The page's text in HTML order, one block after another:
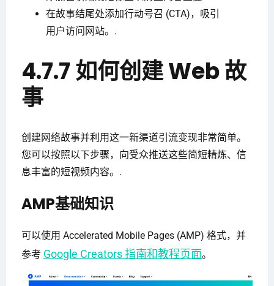
在故事结尾处添加行动号召 (CTA)，吸引
用户访问网站。.
4.7.7 如何创建 Web 故
事
创建网络故事并利用这一新渠道引流变现非常简单。
您可以按照以下步骤，向受众推送这些简短精炼、信
息丰富的短视频内容。.
AMP基础知识
可以使用 Accelerated Mobile Pages (AMP) 格式，并
参考 Google Creators 指南和教程页面。